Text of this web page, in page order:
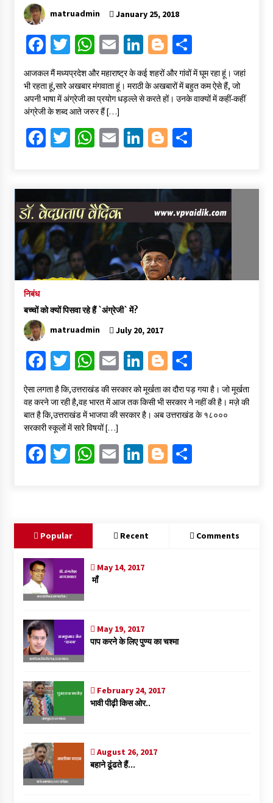
matruadmin
January 25, 2018
Fa
ce
b
o
o
k
T
wi
tt
er
W
h
at
sA
p
p
E
m
ai
l
Li
n
ke
dI
n
Bl
o
gg
er
S
h
ar
e
आजकल मैं मध्यप्रदेश और महाराष्ट्र के कई शहरों और गांवों में घूम रहा हूं। जहां
भी रहता हूं,सारे अखबार मंगवाता हूं। मराठी के अखबारों में बहुत कम ऐसे हैं, जो
अपनी भाषा में अंग्रेजी का प्रयोग धड़ल्ले से करते हों। उनके वाक्यों में कहीं-कहीं
अंग्रेजी के शब्द आते जरुर हैं […]
Fa
o
o
k
T
er
W
sA
p
p
E
l
Li
dI
Bl
er
S
e
निबंध
बच्चों को क्यों पिसवा रहे हैं `अंग्रेजी` में?
matruadmin
July 20, 2017
Fa
ce
b
o
o
k
T
tt
er
W
h
at
sA
p
p
E
ai
l
Li
n
ke
dI
n
Bl
o
gg
er
S
ar
e
ऐसा लगता है कि,उत्तराखंड की सरकार को मूर्खता का दौरा पड़ गया है। जो मूर्खता
वह करने जा रही है,वह भारत में आज तक किसी भी सरकार ने नहीं की है। मज़े की
बात है कि,उत्तराखंड में भाजपा की सरकार है। अब उत्तराखंड के १८०००
सरकारी स्कूलों में सारे विषयों […]
Fa
o
k
T W E Li
n
Bl S
Popular Recent Comments
May 14, 2017
माँ
May 19, 2017
पाप करने के लिए पुण्य का चश्मा
February 24, 2017
भावी पीढ़ी किस ओर..
August 26, 2017
बहाने ढूंढते हैं…